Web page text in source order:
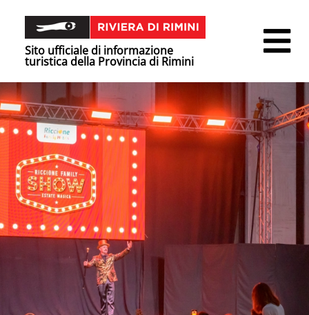
Sito ufficiale di informazione
turistica della Provincia di Rimini